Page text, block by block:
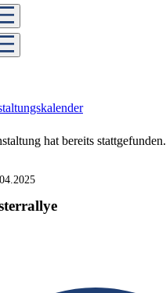
hat bereits stattgefunden.